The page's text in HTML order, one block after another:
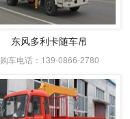
东风多利卡随车吊
购车电话：139-0866-2780